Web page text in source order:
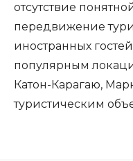
отсутствие
передвижение
иностранных
популярным
Катон-Карагаю,
туристическим